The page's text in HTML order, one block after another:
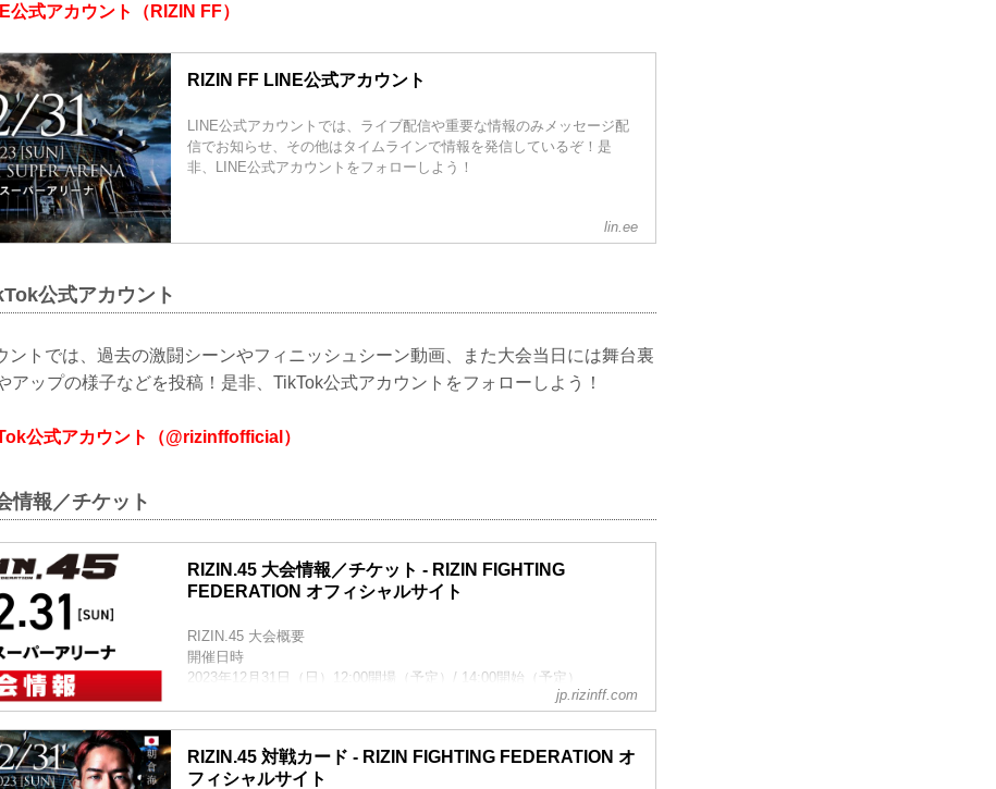
式アカウント（RIZIN FF）
RIZIN FF LINE公式アカウント
LINE公式アカウントでは、ライブ配信や重要な情報のみメッセージ配
信でお知らせ、その他はタイムラインで情報を発信しているぞ！是
非、LINE公式アカウントをフォローしよう！
lin.ee
公式アカウント
ントでは、過去の激闘シーンやフィニッシュシーン動画、また大会当日には舞台裏
アップの様子などを投稿！是非、TikTok公式アカウントをフォローしよう！
公式アカウント（@rizinffofficial）
情報／チケット
RIZIN.45 大会情報／チケット - RIZIN FIGHTING
FEDERATION オフィシャルサイト
RIZIN.45 大会概要
開催日時
2023年12月31日（日）12:00開場（予定）/ 14:00開始（予定）
※開場・開始時間は予定です。決定次第RIZIN FFオフィシャルサイト
さいたまスーパーアリーナ
JR京浜東北線・JR上野東京ライン（宇都宮線・高崎線）「さいたま新
jp.rizinff.com
RIZIN.45 対戦カード - RIZIN FIGHTING FEDERATION オ
フィシャルサイト